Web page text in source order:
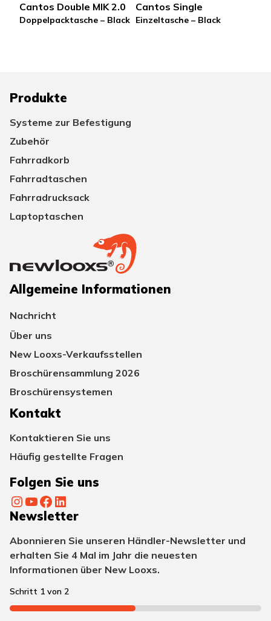
Cantos Double MIK 2.0
Doppelpacktasche – Black
Cantos Single
Einzeltasche – Black
Produkte
Systeme zur Befestigung
Zubehör
Fahrradkorb
Fahrradtaschen
Fahrradrucksack
Laptoptaschen
Allgemeine Informationen
Nachricht
Über uns
New Looxs-Verkaufsstellen
Broschürensammlung 2026
Broschürensystemen
Kontakt
Kontaktieren Sie uns
Häufig gestellte Fragen
Folgen Sie uns
InstagramYouTube Facebook LinkedIn
Newsletter
Abonnieren Sie unseren Händler-Newsletter und
erhalten Sie 4 Mal im Jahr die neuesten
Informationen über New Looxs.
Schritt 1 von 2
50%